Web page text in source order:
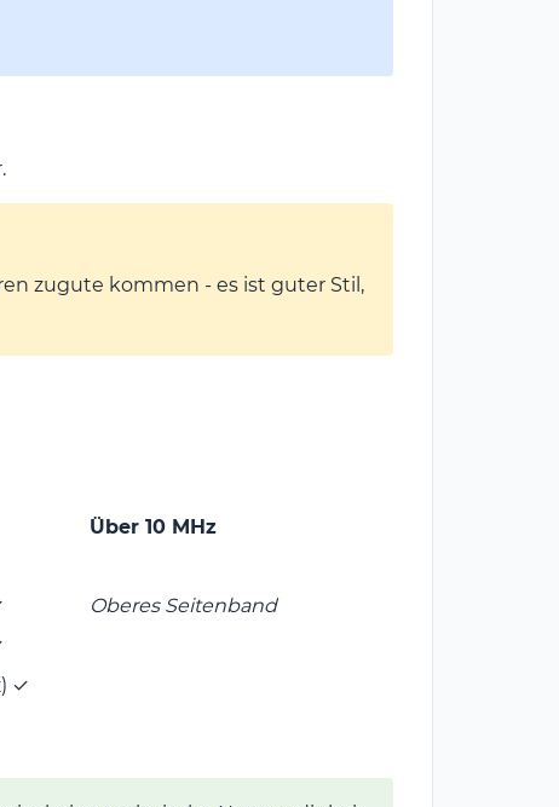
zugute kommen - es ist guter Stil,
Über 10 MHz
✓
Oberes Seitenband